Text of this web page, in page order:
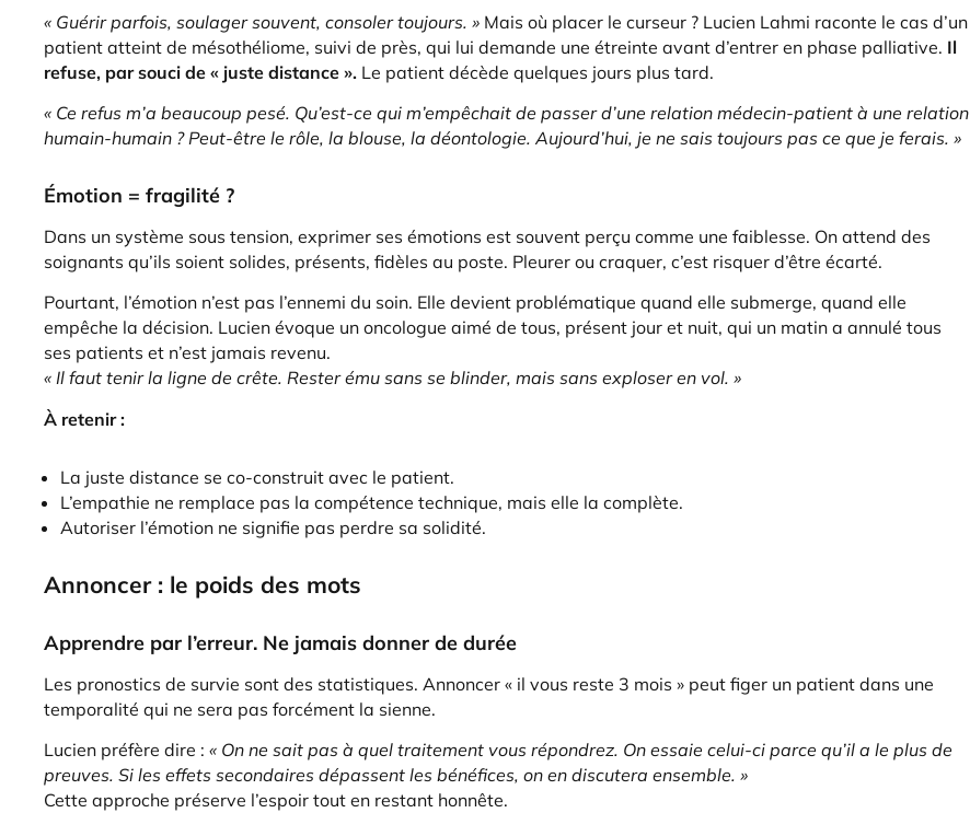
« Guérir parfois, soulager souvent, consoler toujours. »Mais où placer le curseur ? Lucien Lahmi raconte le cas d’un
patient atteint de mésothéliome, suivi de près, qui lui demande une étreinte avant d’entrer en phase palliative. Il
refuse, par souci de « juste distance ».Le patient décède quelques jours plus tard.
« Ce refus m’a beaucoup pesé. Qu’est-ce qui m’empêchait de passer d’une relation médecin-patient à une relation
humain-humain ? Peut-être le rôle, la blouse, la déontologie. Aujourd’hui, je ne sais toujours pas ce que je ferais. »
Émotion = fragilité ?
Dans un système sous tension, exprimer ses émotions est souvent perçu comme une faiblesse. On attend des
soignants qu’ils soient solides, présents, fidèles au poste. Pleurer ou craquer, c’est risquer d’être écarté.
Pourtant, l’émotion n’est pas l’ennemi du soin. Elle devient problématique quand elle submerge, quand elle
empêche la décision. Lucien évoque un oncologue aimé de tous, présent jour et nuit, qui un matin a annulé tous
ses patients et n’est jamais revenu.
« Il faut tenir la ligne de crête. Rester ému sans se blinder, mais sans exploser en vol. »
À retenir :
La juste distance se co-construit avec le patient.
L’empathie ne remplace pas la compétence technique, mais elle la complète.
Autoriser l’émotion ne signifie pas perdre sa solidité.
Annoncer : le poids des mots
Apprendre par l’erreur. Ne jamais donner de durée
Les pronostics de survie sont des statistiques. Annoncer « il vous reste 3 mois » peut figer un patient dans une
temporalité qui ne sera pas forcément la sienne.
Lucien préfère dire : « On ne sait pas à quel traitement vous répondrez. On essaie celui-ci parce qu’il a le plus de
preuves. Si les effets secondaires dépassent les bénéfices, on en discutera ensemble. »
Cette approche préserve l’espoir tout en restant honnête.